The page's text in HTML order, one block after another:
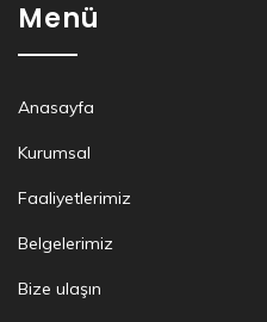
Menü
Anasayfa
Kurumsal
Faaliyetlerimiz
Belgelerimiz
Bize ulaşın